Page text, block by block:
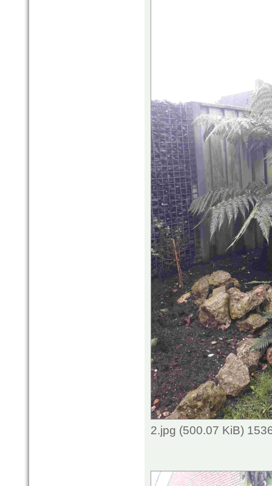
2.jpg (500.07 KiB)